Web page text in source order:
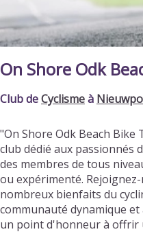
On Shore Odk
Club deCyclismeà
"On Shore Odk Beach
club dédié aux passionnés
des membres de tous
ou expérimenté.
nombreux bienfaits du
communauté dynamique
un point d'honneur à offrir